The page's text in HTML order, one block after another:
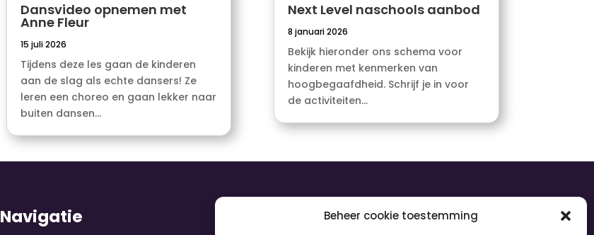
Beheer cookie toestemming
Dansvideo opnemen met
Anne Fleur
15 juli 2026
Tijdens deze les gaan de kinderen
aan de slag als echte dansers! Ze
leren een choreo en gaan lekker naar
buiten dansen...
Next Level naschools aanbod
8 januari 2026
Bekijk hieronder ons schema voor
kinderen met kenmerken van
hoogbegaafdheid. Schrijf je in voor
de activiteiten...
Navigatie Volg ons